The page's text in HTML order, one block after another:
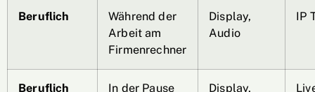
Beruflich
Während der
Arbeit am
Firmenrechner
Display,
Audio
IP
Beruflich
In der Pause
Display,